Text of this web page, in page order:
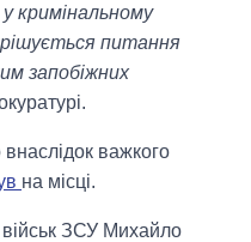
кримінальному
питання
запобіжних
важкого
на місці.
ЗСУ Михайло